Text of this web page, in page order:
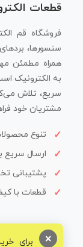
قطعات
فروشگاه قم
سنسورها،
همراه مطمئن
به الکترونیک
سریع، تلاش
مشتریان خود
تنوع
ارسال سریع
پشتیبانی
قطعات با
برای ×